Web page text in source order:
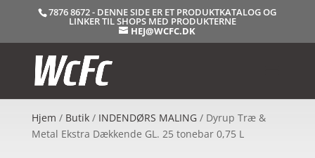
7876 8672 - DENNE SIDE ER ET PRODUKTKATALOG OG
LINKER TIL SHOPS MED PRODUKTERNE
HEJ@WCFC.DK
Hjem / Butik/ INDENDØRS MALING/ Dyrup Træ &
Metal Ekstra Dækkende GL. 25 tonebar 0,75 L